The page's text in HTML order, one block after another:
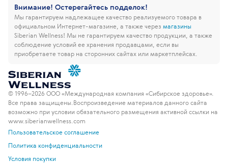
Внимание! Остерегайтесь подделок!
Мы гарантируем надлежащее качество реализуемого товара в
официальном Интернет-магазине, а также через магазины
Siberian Wellness! Мы не гарантируем качество продукции, а также
соблюдение условий ее хранения продавцами, если вы
приобретаете товар на сторонних сайтах или маркетплейсах.
© 1996–2026 ООО «Международная компания «Сибирское здоровье».
Все права защищены. Воспроизведение материалов данного сайта
возможно при условии обязательного размещения активной ссылки на
www.siberianwellness.com
Пользовательское соглашение
Политика конфиденциальности
Условия покупки